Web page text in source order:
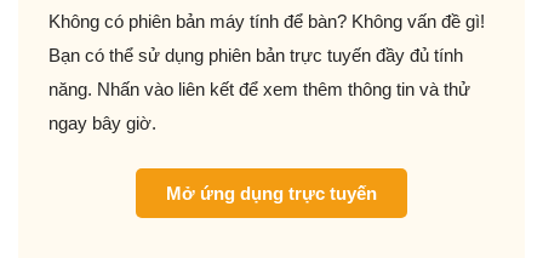
Không có phiên bản máy tính để bàn? Không vấn đề gì!
Bạn có thể sử dụng phiên bản trực tuyến đầy đủ tính
năng. Nhấn vào liên kết để xem thêm thông tin và thử
ngay bây giờ.
Mở ứng dụng trực tuyến